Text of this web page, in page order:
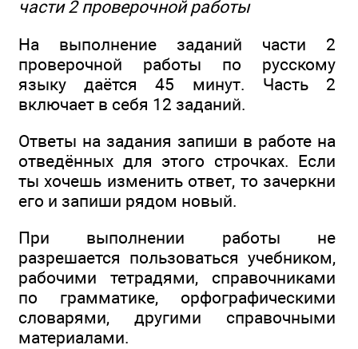
части 2 проверочной работы
На выполнение заданий части 2
проверочной работы по русскому
языку даётся 45 минут. Часть 2
включает в себя 12 заданий.
Ответы на задания запиши в работе на
отведённых для этого строчках. Если
ты хочешь изменить ответ, то зачеркни
его и запиши рядом новый.
При выполнении работы не
разрешается пользоваться учебником,
рабочими тетрадями, справочниками
по грамматике, орфографическими
словарями, другими справочными
материалами.